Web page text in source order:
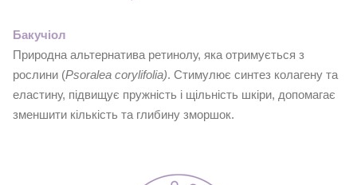
Бакучіол
Природна альтернатива ретинолу, яка отримується з
рослини (Psoralea corylifolia). Стимулює синтез колагену та
еластину, підвищує пружність і щільність шкіри, допомагає
зменшити кількість та глибину зморшок.